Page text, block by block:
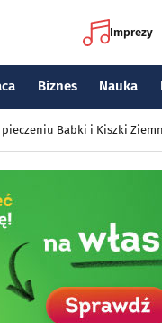
Imprezy
Biznes Nauka
Babki i Kiszki